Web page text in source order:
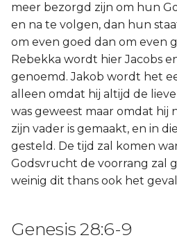
meer bezorgd zijn om hun
en na te volgen, dan hun
om even goed dan om even
Rebekka wordt hier Jacobs
genoemd. Jakob wordt het
alleen omdat hij altijd de
was geweest maar omdat hij
zijn vader is gemaakt, en in
gesteld. De tijd zal komen
Godsvrucht de voorrang zal
weinig dit thans ook het
Genesis 28:6-9